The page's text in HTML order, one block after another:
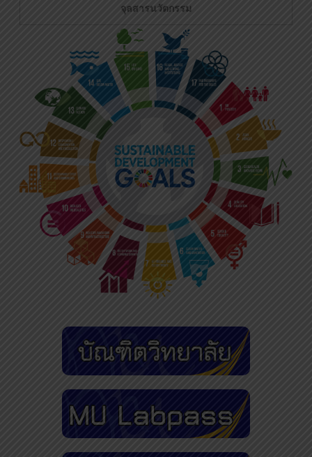
จุลสารนวัตกรรม